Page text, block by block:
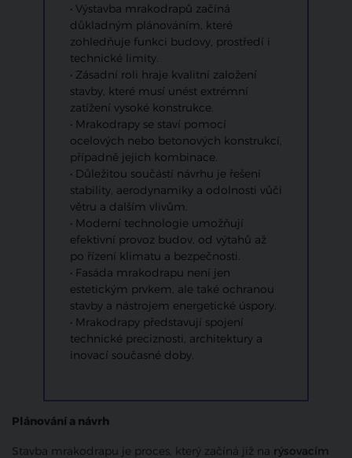
• Výstavba mrakodrapů začíná
důkladným plánováním, které
zohledňuje funkci budovy, prostředí i
technické limity.
• Zásadní roli hraje kvalitní založení
stavby, které musí unést extrémní
zatížení vysoké konstrukce.
• Mrakodrapy se staví pomocí
ocelových nebo betonových konstrukcí,
případně jejich kombinace.
• Důležitou součástí návrhu je řešení
stability, aerodynamiky a odolnosti vůči
větru a dalším vlivům.
• Moderní technologie umožňují
efektivní provoz budov, od výtahů až
po řízení klimatu a bezpečnosti.
• Fasáda mrakodrapu není jen
estetickým prvkem, ale také ochranou
stavby a nástrojem energetické úspory.
• Mrakodrapy představují spojení
technické preciznosti, architektury a
inovací současné doby.
Plánování a návrh
Stavba mrakodrapu je proces, který začíná již na rýsovacím